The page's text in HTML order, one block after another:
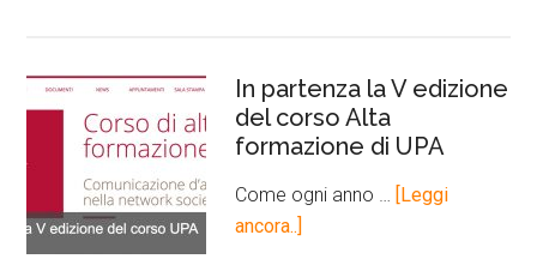
In partenza la V edizione
del corso Alta
formazione di UPA
Come ogni anno … [Leggi
ancora..]